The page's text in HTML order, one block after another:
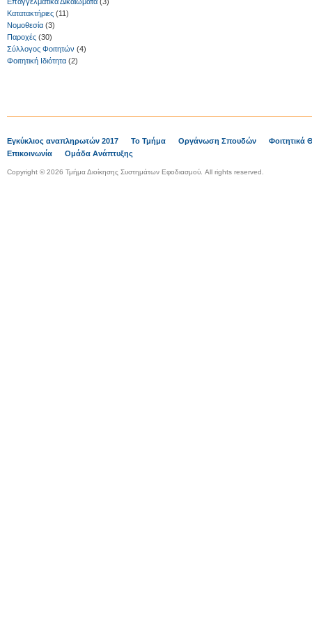
Κατατακτήριες (11)
Νομοθεσία (3)
Παροχές (30)
Σύλλογος Φοιτητών (4)
Φοιτητική Ιδιότητα (2)
Εγκύκλιος αναπληρωτών 2017 Το Τμήμα Οργάνωση Σπουδών
Φοιτητικά
Επικοινωνία
Ομάδα Ανάπτυξης
Copyright © 2026 Τμήμα Διοίκησης Συστημάτων Εφοδιασμού. All rights reserved.